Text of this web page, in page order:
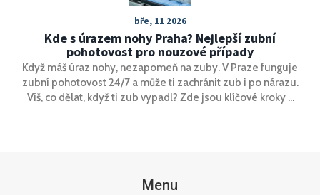
bře, 11 2026
Kde s úrazem nohy Praha? Nejlepší zubní
pohotovost pro nouzové případy
Když máš úraz nohy, nezapomeň na zuby. V Praze funguje
zubní pohotovost 24/7 a může ti zachránit zub i po nárazu.
Víš, co dělat, když ti zub vypadl? Zde jsou klíčové kroky a
Menu